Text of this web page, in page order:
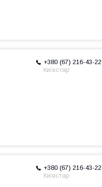
+380 (67) 216-43-22
Київстар
+380 (67) 216-43-22
Київстар